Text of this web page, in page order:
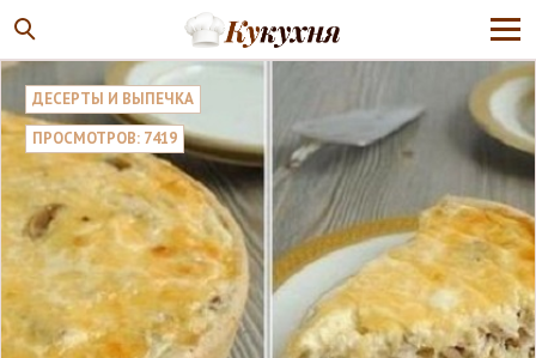
ДЕСЕРТЫ И ВЫПЕЧКА
ПРОСМОТРОВ: 7419